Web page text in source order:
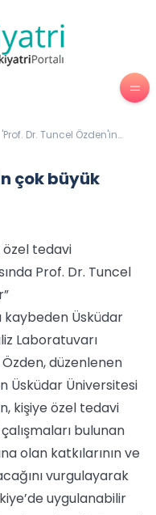
'Prof. Dr. Tuncel Özden'in
çok büyük
özel tedavi
Prof. Dr. Tuncel
kaybeden Üsküdar
Laboratuvarı
düzenlenen
Üsküdar Üniversitesi
kişiye özel tedavi
bulunan
olan katkılarının ve
vurgulayarak
uygulanabilir